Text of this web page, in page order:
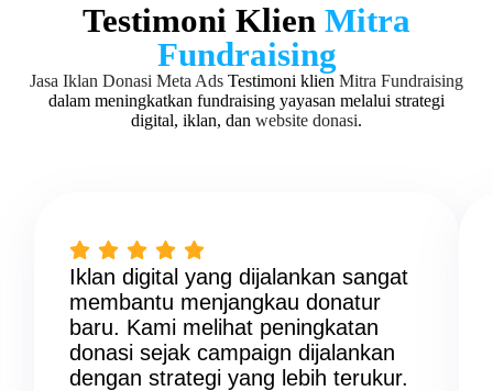
Testimoni Klien Mitra
Fundraising
Jasa Iklan Donasi Meta Ads Testimoni klien Mitra Fundraising
dalam meningkatkan fundraising yayasan melalui strategi
digital, iklan, dan website donasi.
Iklan digital yang dijalankan sangat
membantu menjangkau donatur
baru. Kami melihat peningkatan
donasi sejak campaign dijalankan
dengan strategi yang lebih terukur.